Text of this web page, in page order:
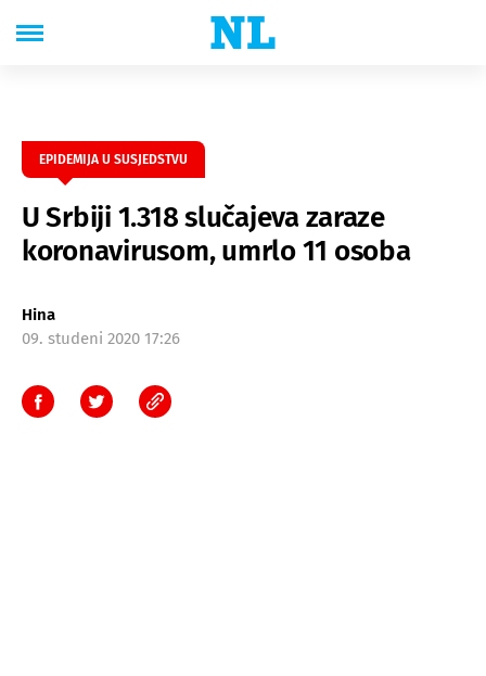
EPIDEMIJA U SUSJEDSTVU
U Srbiji 1.318 slučajeva zaraze
koronavirusom, umrlo 11 osoba
Hina
09. studeni 2020 17:26